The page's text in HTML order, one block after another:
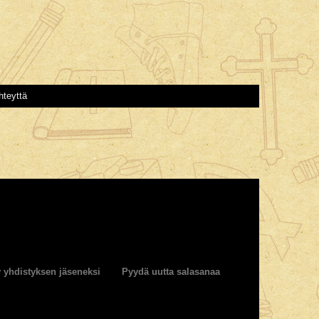
yhdistyksen jäseneksi Pyydä uutta salasanaa